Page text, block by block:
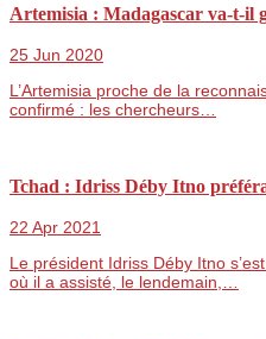
Artemisia : Madagascar va-t-il
25 Jun 2020
L’Artemisia proche de la
confirmé : les chercheurs…
Tchad : Idriss Déby Itno
22 Apr 2021
Le président Idriss Déby Itno
où il a assisté, le lendemain,…